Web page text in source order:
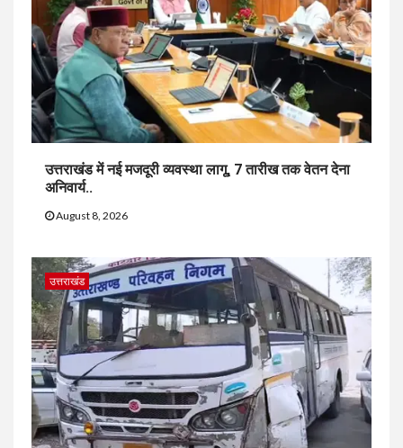
उत्तराखंड में नई मजदूरी व्यवस्था लागू, 7 तारीख तक वेतन देना
अनिवार्य..
August 8, 2026
उत्तराखंड